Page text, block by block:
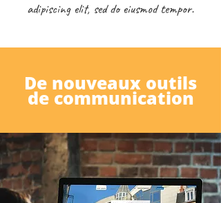
adipiscing elit, sed do eiusmod tempor.
De nouveaux outils
de communication